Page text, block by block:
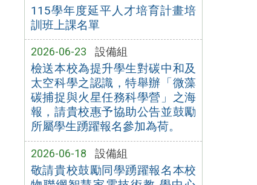
115學年度延平人才培育計畫培
訓班上課名單
2026-06-23 設備組
檢送本校為提升學生對碳中和及
太空科學之認識，特舉辦「微藻
碳捕捉與火星任務科學營」之海
報，請貴校惠予協助公告並鼓勵
所屬學生踴躍報名參加為荷。
2026-06-18 設備組
敬請貴校鼓勵同學踴躍報名本校